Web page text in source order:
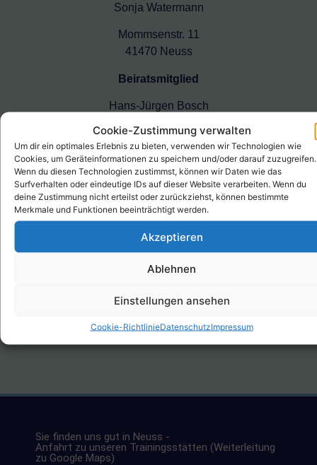
Cookie-Zustimmung verwalten
Um dir ein optimales Erlebnis zu bieten, verwenden wir Technologien wie
Cookies, um Geräteinformationen zu speichern und/oder darauf zuzugreifen.
Wenn du diesen Technologien zustimmst, können wir Daten wie das
Surfverhalten oder eindeutige IDs auf dieser Website verarbeiten. Wenn du
deine Zustimmung nicht erteilst oder zurückziehst, können bestimmte
Merkmale und Funktionen beeinträchtigt werden.
Akzeptieren
Ablehnen
Einstellungen ansehen
Cookie-RichtlinieDatenschutzImpressum
Sonja Watermann
Mommsenstr. 11
41470 Neuss
Beiratsmitglied
Hans-Jürgen Bosch
Beiratsmitglied
N.N.
Unsere Trainer*innen
Die Trainer*innen desTanzsportclub Neuss e.V.
Frau Regina Bahnmayer
02131 31 90 32
Herr Roman Hense, Infotelefon:
Sie finden uns gut in Neuss -
Anfahrt zu unseren Trainingsstätten (Weiterleitung
zu Google Maps)